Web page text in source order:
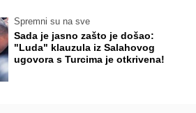
Spremni su na sve
Sada je jasno zašto je došao:
"Luda" klauzula iz Salahovog
ugovora s Turcima je otkrivena!